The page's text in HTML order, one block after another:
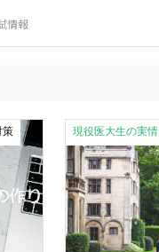
情報
策 現役医大生の実情